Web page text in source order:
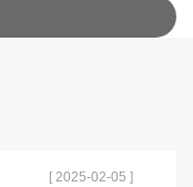
[ 2025-02-05 ]